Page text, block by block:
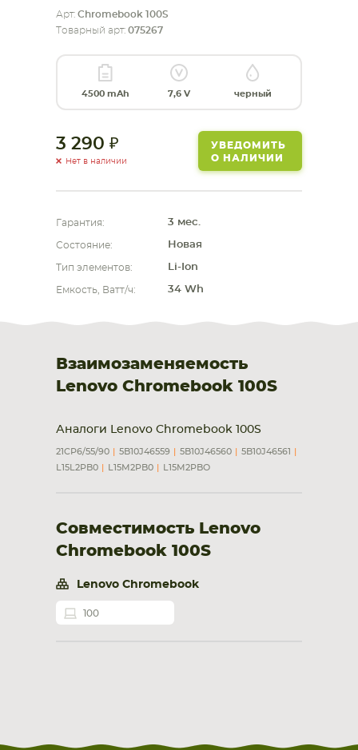
СМАРТФОНА КОМПЛЕКТУЮЩИЕ
Арт: Chromebook 100S
Товарный арт: 075267
4500 mAh 7,6 V черный
3 290
Нет в наличии
УВЕДОМИТЬ
О НАЛИЧИИ
Гарантия: 3 мес.
Состояние: Новая
Тип элементов: Li-Ion
Емкость, Ватт/ч: 34 Wh
Взаимозаменяемость
Lenovo Chromebook 100S
Аналоги Lenovo Chromebook 100S
21CP6/55/90 5B10J46559 5B10J46560
5B10J46561
L15L2PB0
L15M2PB0 L15M2PBO
Совместимость Lenovo
Chromebook 100S
Lenovo Chromebook
100